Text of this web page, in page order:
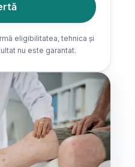
eligibilitatea, tehnica și
nu este garantat.